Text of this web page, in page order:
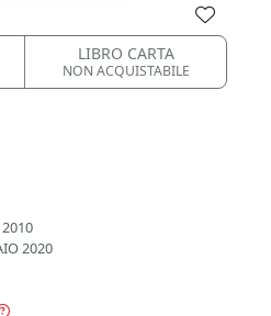
LIBRO CARTA
NON ACQUISTABILE
2020